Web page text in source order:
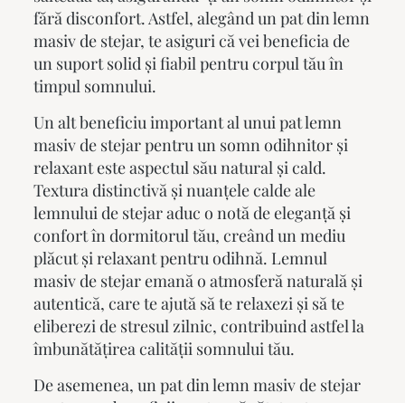
fără disconfort. Astfel, alegând un pat din lemn
masiv de stejar, te asiguri că vei beneficia de
un suport solid și fiabil pentru corpul tău în
timpul somnului.
Un alt beneficiu important al unuipat lemn
masivde stejar pentru un somn odihnitor și
relaxant este aspectul său natural și cald.
Textura distinctivă și nuanțele calde ale
lemnului de stejar aduc o notă de eleganță și
confort în dormitorul tău, creând un mediu
plăcut și relaxant pentru odihnă. Lemnul
masiv de stejar emană o atmosferă naturală și
autentică, care te ajută să te relaxezi și să te
eliberezi de stresul zilnic, contribuind astfel la
îmbunătățirea calității somnului tău.
De asemenea, un pat din lemn masiv de stejar